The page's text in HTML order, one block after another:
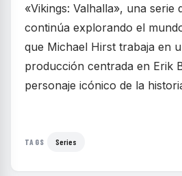
«Vikings: Valhalla», una serie
continúa explorando el
que Michael Hirst trabaja en
producción centrada en Erik
personaje icónico de la
TAGS Series